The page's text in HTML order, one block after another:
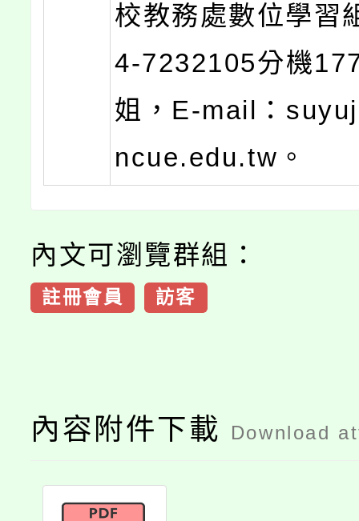
校教務處數位學習
4-7232105分機
姐，E-mail：
ncue.edu.tw。
內文可瀏覽群組：
註冊會員 訪客
內容附件下載 Download